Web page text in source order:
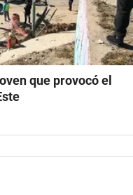
que provocó el